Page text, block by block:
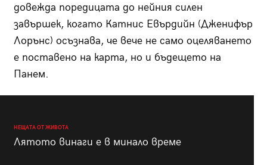
довежда поредицата до нейния силен
завършек, когато Катнис Евърдийн (Дженифър
Лорънс) осъзнава, че вече не само оцеляването
е поставено на карта, но и бъдещето на
Панем.
НЕЩАТА ОТ ЖИВОТА
Лятото винаги е в минало време